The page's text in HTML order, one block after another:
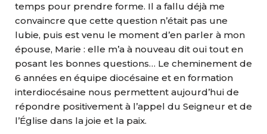
temps pour prendre forme. Il a fallu déjà me
convaincre que cette question n’était pas une
lubie, puis est venu le moment d’en parler à mon
épouse, Marie : elle m’a à nouveau dit oui tout en
posant les bonnes questions… Le cheminement de
6 années en équipe diocésaine et en formation
interdiocésaine nous permettent aujourd’hui de
répondre positivement à l’appel du Seigneur et de
l’Église dans la joie et la paix.